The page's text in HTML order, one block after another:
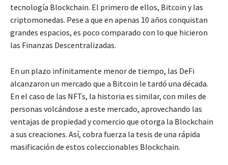
tecnología Blockchain. El primero de ellos, Bitcoin y las
criptomonedas. Pese a que en apenas 10 años conquistan
grandes espacios, es poco comparado con lo que hicieron
las Finanzas Descentralizadas.
En un plazo infinitamente menor de tiempo, las DeFi
alcanzaron un mercado que a Bitcoin le tardó una década.
En el caso de las NFTs, la historia es similar, con miles de
personas volcándose a este mercado, aprovechando las
ventajas de propiedad y comercio que otorga la Blockchain
a sus creaciones. Así, cobra fuerza la tesis de una rápida
masificación de estos coleccionables Blockchain.